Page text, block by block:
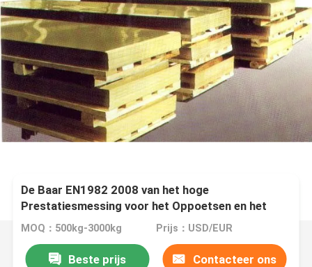
De Baar EN1982 2008 van het hoge
Prestatiesmessing voor het Oppoetsen en het
Plateren
MOQ：500kg-3000kg Prijs：USD/EUR
Beste prijs Contacteer ons